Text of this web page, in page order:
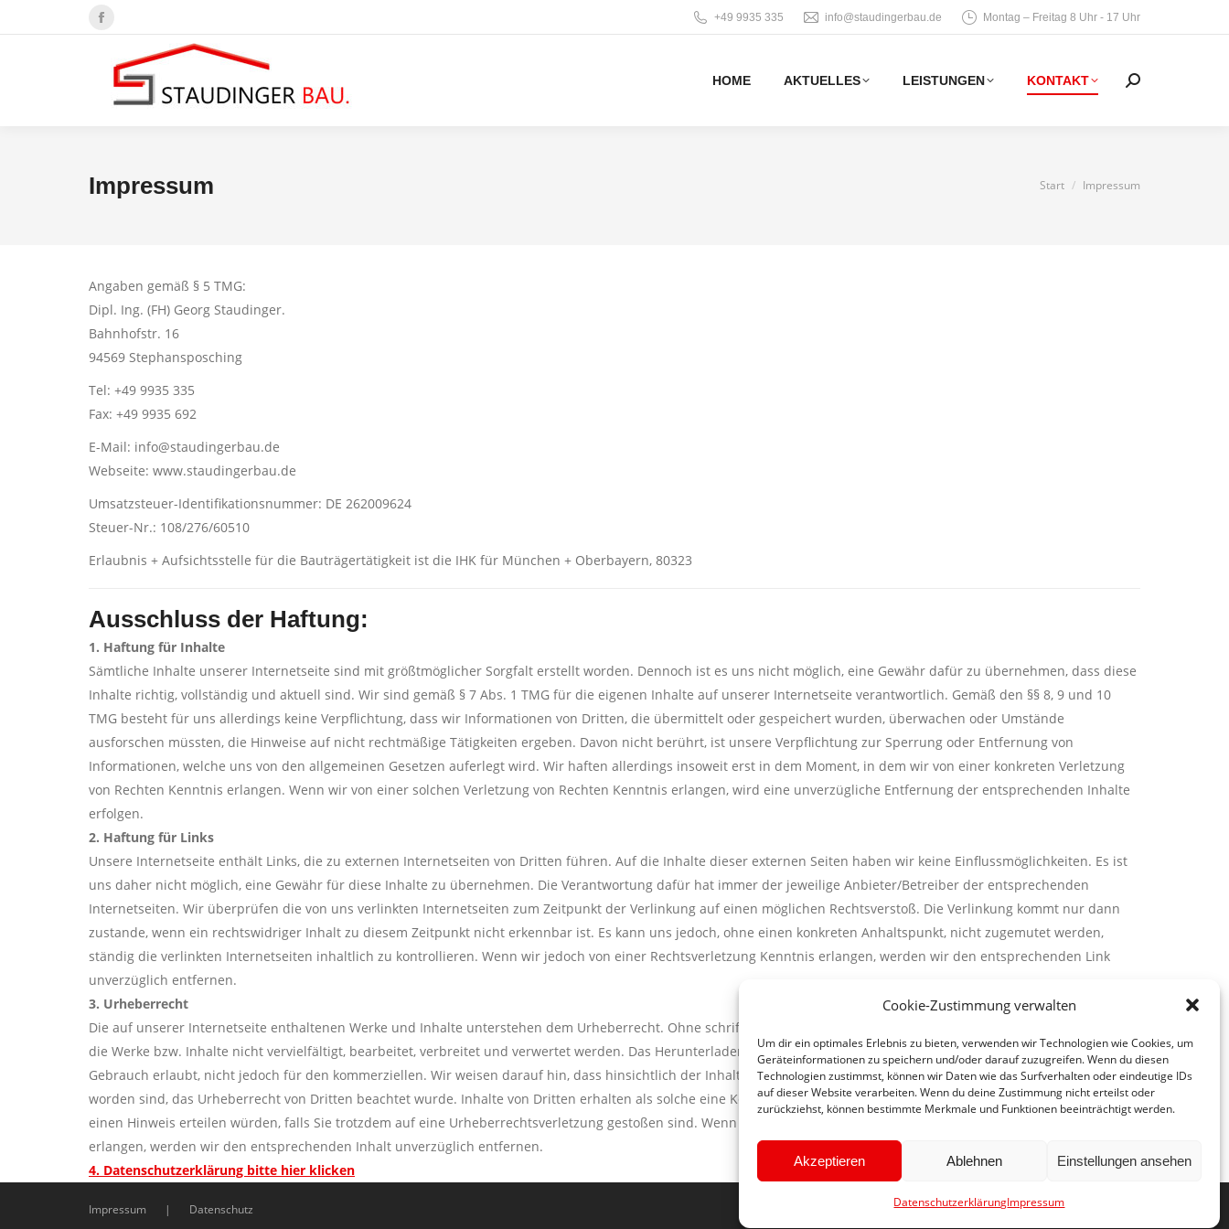
Cookie-Zustimmung verwalten
Um dir ein optimales Erlebnis zu bieten, verwenden wir Technologien wie Cookies, um
Geräteinformationen zu speichern und/oder darauf zuzugreifen. Wenn du diesen
Technologien zustimmst, können wir Daten wie das Surfverhalten oder eindeutige IDs
auf dieser Website verarbeiten. Wenn du deine Zustimmung nicht erteilst oder
zurückziehst, können bestimmte Merkmale und Funktionen beeinträchtigt werden.
Akzeptieren Ablehnen Einstellungen ansehen
DatenschutzerklärungImpressum
Facebook
opens
+49 9935 335 info@staudingerbau.de Montag – Freitag 8 Uhr - 17 Uhr
HOME AKTUELLES LEISTUNGEN KONTAKT Search:
Impressum Sie befinden sich hier:
Start Impressum
Angaben gemäß § 5 TMG:
Dipl. Ing. (FH) Georg Staudinger.
Bahnhofstr. 16
94569 Stephansposching
Tel: +49 9935 335
Fax: +49 9935 692
E-Mail: info@staudingerbau.de
Webseite: www.staudingerbau.de
Umsatzsteuer-Identifikationsnummer: DE 262009624
Steuer-Nr.: 108/276/60510
Erlaubnis + Aufsichtsstelle für die Bauträgertätigkeit ist die IHK für München + Oberbayern, 80323
Ausschluss der Haftung:
1. Haftung für Inhalte
Sämtliche Inhalte unserer Internetseite sind mit größtmöglicher Sorgfalt erstellt worden. Dennoch ist es uns nicht möglich, eine Gewähr dafür zu übernehmen, dass diese
Inhalte richtig, vollständig und aktuell sind. Wir sind gemäß § 7 Abs. 1 TMG für die eigenen Inhalte auf unserer Internetseite verantwortlich. Gemäß den §§ 8, 9 und 10
TMG besteht für uns allerdings keine Verpflichtung, dass wir Informationen von Dritten, die übermittelt oder gespeichert wurden, überwachen oder Umstände
ausforschen müssten, die Hinweise auf nicht rechtmäßige Tätigkeiten ergeben. Davon nicht berührt, ist unsere Verpflichtung zur Sperrung oder Entfernung von
Informationen, welche uns von den allgemeinen Gesetzen auferlegt wird. Wir haften allerdings insoweit erst in dem Moment, in dem wir von einer konkreten Verletzung
von Rechten Kenntnis erlangen. Wenn wir von einer solchen Verletzung von Rechten Kenntnis erlangen, wird eine unverzügliche Entfernung der entsprechenden Inhalte
erfolgen.
2. Haftung für Links
Unsere Internetseite enthält Links, die zu externen Internetseiten von Dritten führen. Auf die Inhalte dieser externen Seiten haben wir keine Einflussmöglichkeiten. Es ist
uns daher nicht möglich, eine Gewähr für diese Inhalte zu übernehmen. Die Verantwortung dafür hat immer der jeweilige Anbieter/Betreiber der entsprechenden
Internetseiten. Wir überprüfen die von uns verlinkten Internetseiten zum Zeitpunkt der Verlinkung auf einen möglichen Rechtsverstoß. Die Verlinkung kommt nur dann
zustande, wenn ein rechtswidriger Inhalt zu diesem Zeitpunkt nicht erkennbar ist. Es kann uns jedoch, ohne einen konkreten Anhaltspunkt, nicht zugemutet werden,
ständig die verlinkten Internetseiten inhaltlich zu kontrollieren. Wenn wir jedoch von einer Rechtsverletzung Kenntnis erlangen, werden wir den entsprechenden Link
unverzüglich entfernen.
3. Urheberrecht
Die auf unserer Internetseite enthaltenen Werke und Inhalte unterstehen dem Urheberrecht. Ohne schriftliche Genehmigung des jeweiligen Erstellers oder Autors dürfen
die Werke bzw. Inhalte nicht vervielfältigt, bearbeitet, verbreitet und verwertet werden. Das Herunterladen und Kopieren unserer Internetseite ist für den privaten
Gebrauch erlaubt, nicht jedoch für den kommerziellen. Wir weisen darauf hin, dass hinsichtlich der Inhalte auf unserer Internetseite, soweit sie nicht von uns erstellt
worden sind, das Urheberrecht von Dritten beachtet wurde. Inhalte von Dritten erhalten als solche eine Kennzeichnung von uns. Wir wären Ihnen dankbar, wenn Sie uns
einen Hinweis erteilen würden, falls Sie trotzdem auf eine Urheberrechtsverletzung gestoßen sind. Wenn wir von einer solchen Urheberrechtsverletzung Kenntnis
erlangen, werden wir den entsprechenden Inhalt unverzüglich entfernen.
4. Datenschutzerklärung bitte hier klicken
Impressum | Datenschutz © 2023 Georg Staudinger | All Rights Reserved.